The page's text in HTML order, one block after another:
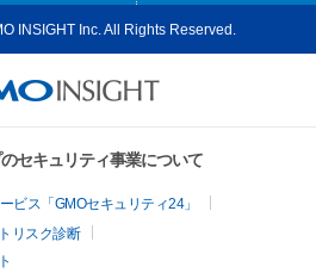
INSIGHT Inc. All Rights Reserved.
セキュリティ事業について
ビス「GMOセキュリティ24」
リスク診断